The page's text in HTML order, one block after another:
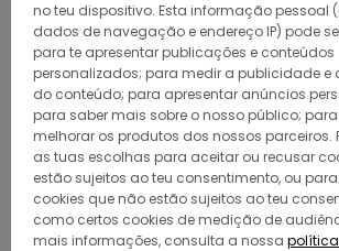
no teu dispositivo. Esta informação pessoal
dados de navegação e endereço IP) pode
para te apresentar publicações e conteúdos
personalizados; para medir a publicidade e
do conteúdo; para apresentar anúncios
para saber mais sobre o nosso público;
melhorar os produtos dos nossos parceiros.
as tuas escolhas para aceitar ou recusar
estão sujeitos ao teu consentimento, ou
cookies que não estão sujeitos ao teu
como certos cookies de medição de
mais informações, consulta a nossa política